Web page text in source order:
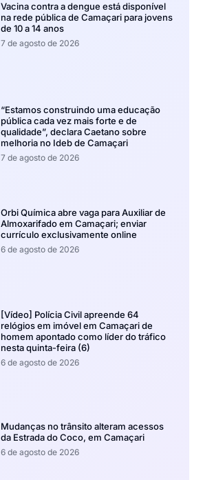
Vacina contra a dengue está disponível
na rede pública de Camaçari para jovens
de 10 a 14 anos
7 de agosto de 2026
“Estamos construindo uma educação
pública cada vez mais forte e de
qualidade”, declara Caetano sobre
melhoria no Ideb de Camaçari
7 de agosto de 2026
Orbi Química abre vaga para Auxiliar de
Almoxarifado em Camaçari; enviar
currículo exclusivamente online
6 de agosto de 2026
[Vídeo] Polícia Civil apreende 64
relógios em imóvel em Camaçari de
homem apontado como líder do tráfico
nesta quinta-feira (6)
6 de agosto de 2026
Mudanças no trânsito alteram acessos
da Estrada do Coco, em Camaçari
6 de agosto de 2026